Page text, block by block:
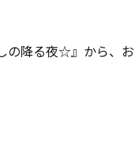
の降る夜☆』から、